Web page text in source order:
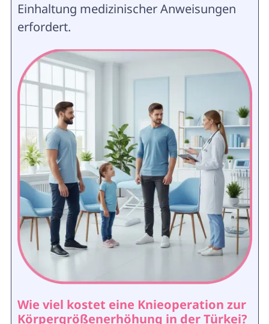
Einhaltung medizinischer Anweisungen
erfordert.
Wie viel kostet eine Knieoperation zur
Körpergrößenerhöhung in der Türkei?